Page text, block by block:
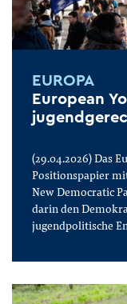
EUROPA
European
(29.04.2026) Das
Positionspapier
New Democratic
darin den
jugendpolitische